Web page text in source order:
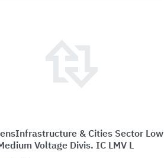
& Cities Sector Low
Voltage Divis. IC LMV L